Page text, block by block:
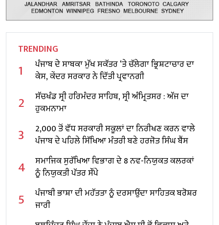
TRENDING
1
ਪੰਜਾਬ ਦੇ ਸਾਬਕਾ ਮੁੱਖ ਸਕੱਤਰ ‘ਤੇ ਚੱਲੇਗਾ ਭ੍ਰਿਸ਼ਟਾਚਾਰ ਦਾ
ਕੇਸ, ਕੇਂਦਰ ਸਰਕਾਰ ਨੇ ਦਿੱਤੀ ਪ੍ਰਵਾਨਗੀ
2
ਸੱਚਖੰਡ ਸ੍ਰੀ ਹਰਿਮੰਦਰ ਸਾਹਿਬ, ਸ੍ਰੀ ਅੰਮ੍ਰਿਤਸਰ : ਅੱਜ ਦਾ
ਹੁਕਮਨਾਮਾ
3
2,000 ਤੋਂ ਵੱਧ ਸਰਕਾਰੀ ਸਕੂਲਾਂ ਦਾ ਨਿਰੀਖਣ ਕਰਨ ਵਾਲੇ
ਪੰਜਾਬ ਦੇ ਪਹਿਲੇ ਸਿੱਖਿਆ ਮੰਤਰੀ ਬਣੇ ਹਰਜੋਤ ਸਿੰਘ ਬੈਂਸ
4
ਸਮਾਜਿਕ ਸੁਰੱਖਿਆ ਵਿਭਾਗ ਦੇ 8 ਨਵ-ਨਿਯੁਕਤ ਕਲਰਕਾਂ
ਨੂੰ ਨਿਯੁਕਤੀ ਪੱਤਰ ਸੌਂਪੇ
5
ਪੰਜਾਬੀ ਭਾਸ਼ਾ ਦੀ ਮਹੱਤਤਾ ਨੂੰ ਦਰਸਾਉਂਦਾ ਸਾਹਿਤਕ ਬਰੋਸ਼ਰ
ਜਾਰੀ